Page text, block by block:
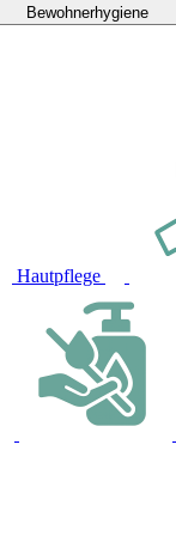
Bewohnerhygiene
Hautpflege